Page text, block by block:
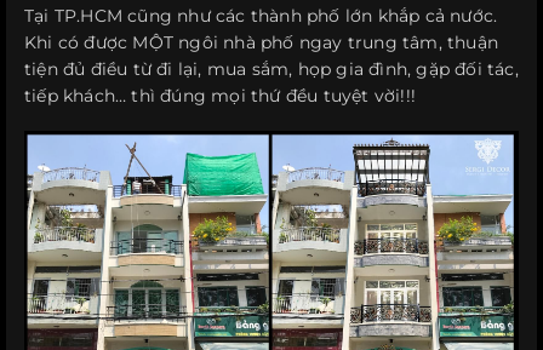
Tại TP.HCM cũng như các thành phố lớn khắp cả nước.
Khi có được MỘT ngôi nhà phố ngay trung tâm, thuận
tiện đủ điều từ đi lại, mua sắm, họp gia đình, gặp đối tác,
tiếp khách… thì đúng mọi thứ đều tuyệt vời!!!